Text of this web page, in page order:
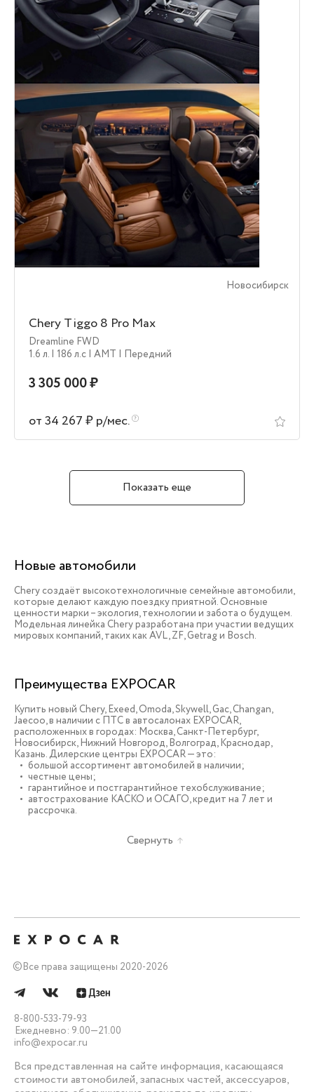
Новосибирск
Chery Tiggo 8 Pro Max
Dreamline FWD
1.6 л. | 186 л.c | AMT | Передний
3 305 000 ₽
от 34 267 ₽ р/мес.
Показать еще
Новые автомобили
Chery создаёт высокотехнологичные семейные автомобили,
которые делают каждую поездку приятной. Основные
ценности марки – экология, технологии и забота о будущем.
Модельная линейка Chery разработана при участии ведущих
мировых компаний, таких как AVL, ZF, Getrag и Bosch.
Преимущества EXPOCAR
Купить новый Chery, Exeed, Omoda, Skywell, Gac, Changan,
Jaecoo, в наличии c ПТС в автосалонах EXPOCAR,
расположенных в городах: Москва, Санкт-Петербург,
Новосибирск, Нижний Новгород, Волгоград, Краснодар,
Казань. Дилерские центры EXPOCAR — это:
большой ассортимент автомобилей в наличии;
честные цены;
гарантийное и постгарантийное техобслуживание;
автострахование КАСКО и ОСАГО, кредит на 7 лет и
рассрочка.
Свернуть
©Все права защищены 2020-2026
8-800-533-79-93
Ежедневно: 9.00—21.00
info@expocar.ru
Вся представленная на сайте информация, касающаяся
стоимости автомобилей, запасных частей, аксессуаров,